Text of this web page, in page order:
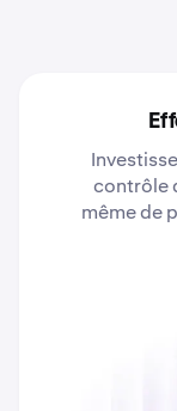
contrôle
même de